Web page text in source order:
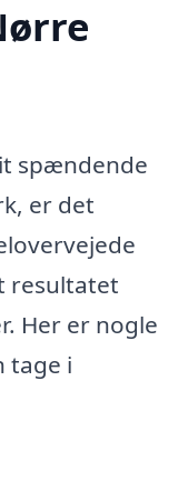
spændende
er det
resultatet
Her er nogle
tage i